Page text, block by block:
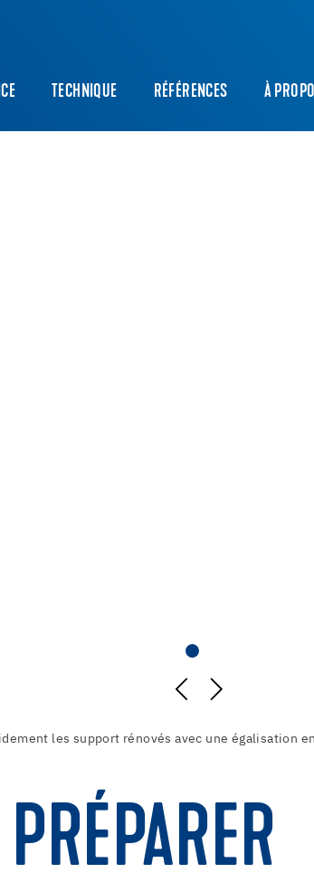
TECHNIQUE RÉFÉRENCES À
les support rénovés avec une égalisation